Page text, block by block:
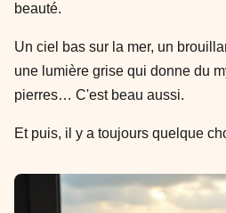
beauté.
Un ciel bas sur la mer, un
une lumière grise qui donne du
pierres… C'est beau aussi.
Et puis, il y a toujours quelque